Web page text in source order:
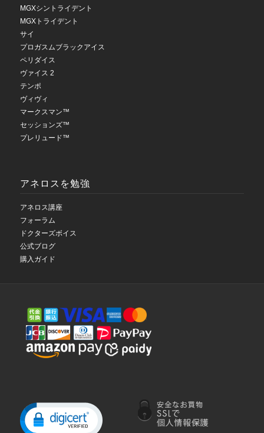
MGXシントライデント
MGXトライデント
サイ
プロガスムブラックアイス
ペリダイス
ヴァイス 2
テンポ
ヴィヴィ
マークスマン™
セッションズ™
プレリュード™
アネロスを勉強
アネロス講座
フォーラム
ドクターズボイス
公式ブログ
購入ガイド